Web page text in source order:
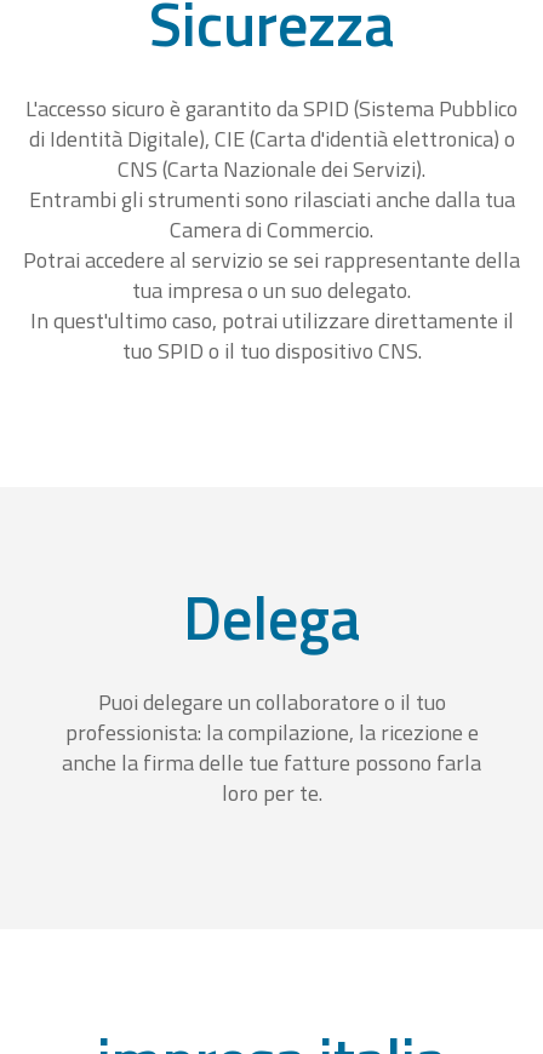
Sicurezza
L'accesso sicuro è garantito da SPID (Sistema Pubblico
di Identità Digitale), CIE (Carta d'identià elettronica) o
CNS (Carta Nazionale dei Servizi).
Entrambi gli strumenti sono rilasciati anche dalla tua
Camera di Commercio.
Potrai accedere al servizio se sei rappresentante della
tua impresa o un suo delegato.
In quest'ultimo caso, potrai utilizzare direttamente il
tuo SPID o il tuo dispositivo CNS.
Delega
Puoi delegare un collaboratore o il tuo
professionista: la compilazione, la ricezione e
anche la firma delle tue fatture possono farla
loro per te.